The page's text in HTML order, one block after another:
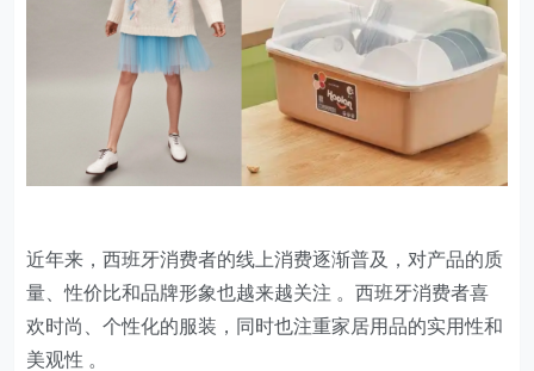
近年来，西班牙消费者的线上消费逐渐普及，对产品的质
量、性价比和品牌形象也越来越关注 。西班牙消费者喜
欢时尚、个性化的服装，同时也注重家居用品的实用性和
美观性 。